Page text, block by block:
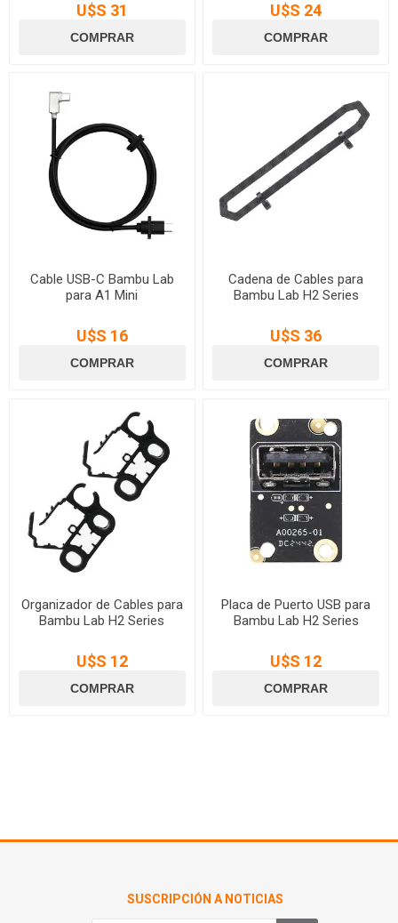
U$S 31 U$S 24
Cable USB-C Bambu Lab
para A1 Mini
U$S 16
Cadena de Cables para
Bambu Lab H2 Series
U$S 36
Organizador de Cables para
Bambu Lab H2 Series
U$S 12
Placa de Puerto USB para
Bambu Lab H2 Series
U$S 12
SUSCRIPCIÓN A NOTICIAS